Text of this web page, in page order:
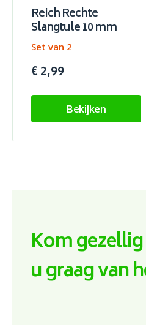
Reich Rechte
Slangtule 10 mm
Set van 2
€ 2,99
Bekijken
Kom
u graag van